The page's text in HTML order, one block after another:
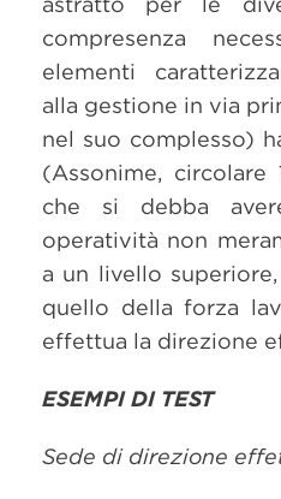
compresenza
elementi
alla gestione in via
nel suo complesso)
(Assonime,
che si debba
operatività non
a un livello
quello della forza
effettua la direzione
ESEMPI DI TEST
Sede di direzione